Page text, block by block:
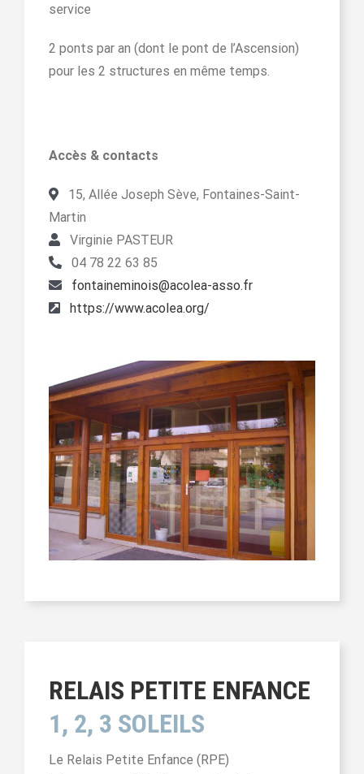
service
2 ponts par an (dont le pont de l’Ascension)
pour les 2 structures en même temps.
Accès & contacts
15, Allée Joseph Sève, Fontaines-Saint-
Martin
Virginie PASTEUR
04 78 22 63 85
fontaineminois@acolea-asso.fr
https://www.acolea.org/
RELAIS PETITE ENFANCE
1, 2, 3 SOLEILS
Le Relais Petite Enfance (RPE)